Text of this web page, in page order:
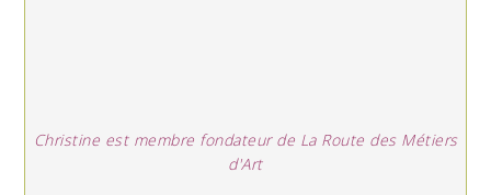
Christine est membre fondateur de La Route des Métiers
d'Art